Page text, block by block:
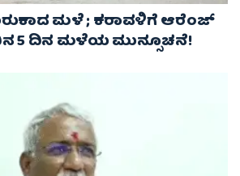
ಮಳೆ ; ಕರಾವಳಿಗೆ ಆರೆಂಜ್
5 ದಿನ ಮಳೆಯ ಮುನ್ಸೂಚನೆ!